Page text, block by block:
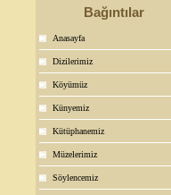
Bağıntılar
Anasayfa
Dizilerimiz
Köyümüz
Künyemiz
Kütüphanemiz
Müzelerimiz
Söylencemiz